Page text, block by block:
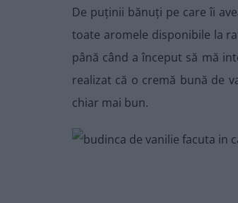
De puținii bănuți pe care îi
toate aromele disponibile la
până când a început să mă
realizat că o cremă bună de
chiar mai bun.